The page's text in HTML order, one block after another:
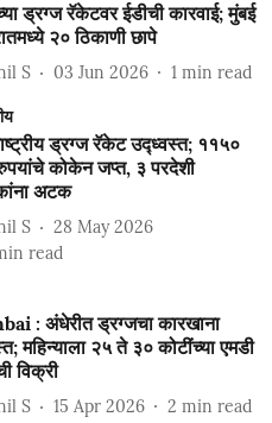
ड्रग्ज रॅकेटवर ईडीची कारवाई; मुंबई
२० ठिकाणी छापे
S 03 Jun 2026 1 min read
ड्रग्ज रॅकेट उद्ध्वस्त; ११५०
कोकेन जप्त, ३ परदेशी
अटक
S
28 May 2026
read
: अंधेरीत ड्रग्जचा कारखाना
महिन्याला २५ ते ३० कोटींच्या एमडी
विक्री
S 15 Apr 2026 2 min read